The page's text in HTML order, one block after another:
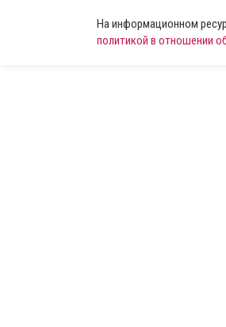
На информационном
политикой в отношении